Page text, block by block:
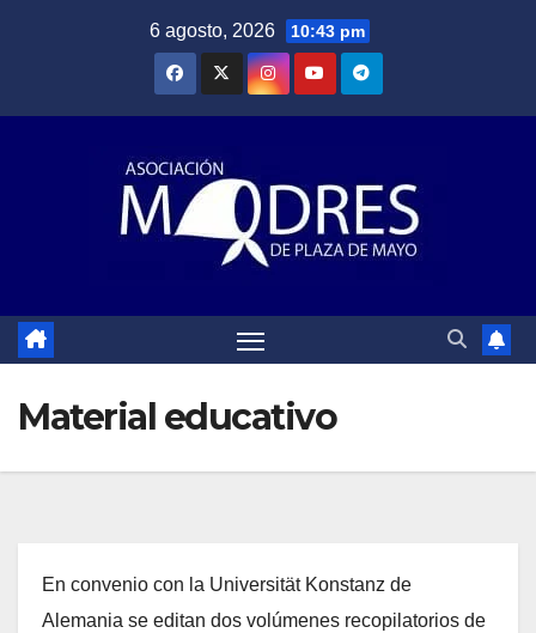
6 agosto, 2026 10:43 pm
Material educativo
En convenio con la Universität Konstanz de
Alemania se editan dos volúmenes recopilatorios de